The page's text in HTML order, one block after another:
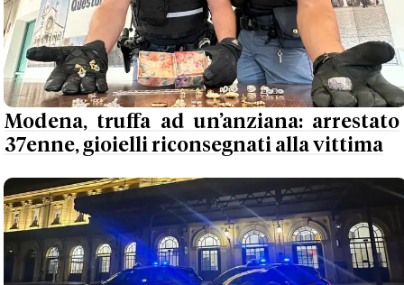
Modena, truffa ad un’anziana: arrestato
37enne, gioielli riconsegnati alla vittima